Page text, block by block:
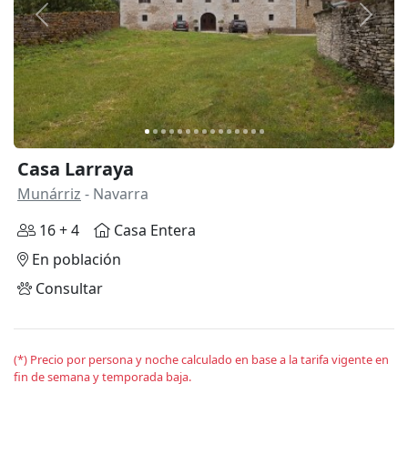
Anterior
Casa Larraya
Munárriz - Navarra
16 + 4
Casa Entera
En población
Consultar
(*) Precio por persona y noche calculado en base a la tarifa vigente en
fin de semana y temporada baja.